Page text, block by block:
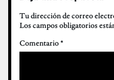
Tu dirección de correo
Los campos obligatorios
Comentario*